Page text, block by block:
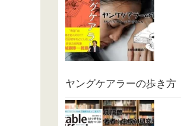
ヤングケアラーの歩き方